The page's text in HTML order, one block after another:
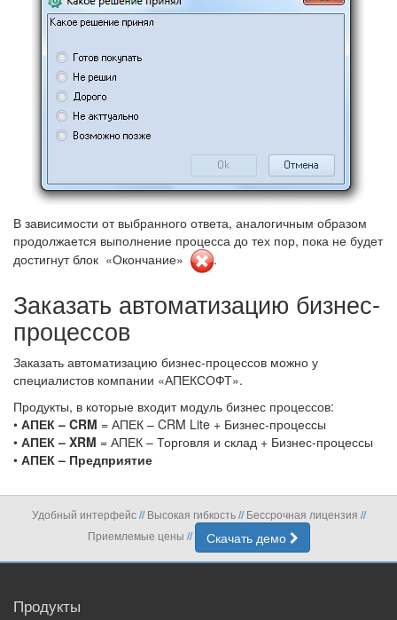
В зависимости от выбранного ответа, аналогичным образом
продолжается выполнение процесса до тех пор, пока не будет
достигнут блок «Окончание»
.
Заказать автоматизацию бизнес-
процессов
Заказать автоматизацию бизнес-процессов можно у
специалистов компании «АПЕКСОФТ».
Продукты, в которые входит модуль бизнес процессов:
• АПЕК – CRM = АПЕК – CRM Lite + Бизнес-процессы
• АПЕК – XRM = АПЕК – Торговля и склад + Бизнес-процессы
• АПЕК – Предприятие
Удобный интерфейс//Высокая гибкость//Бессрочная лицензия //
Приемлемые цены // Скачать демо
Продукты